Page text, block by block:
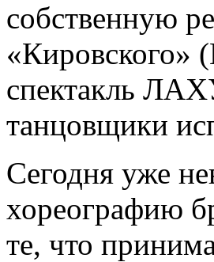
собственную
«Кировского»
спектакль
танцовщики
Сегодня уже
хореографию
те, что